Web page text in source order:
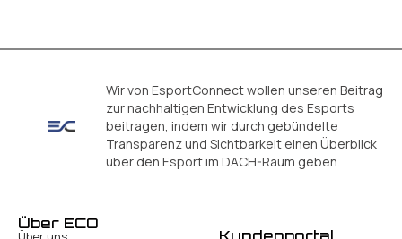
Wir von EsportConnect wollen unseren Beitrag
zur nachhaltigen Entwicklung des Esports
beitragen, indem wir durch gebündelte
Transparenz und Sichtbarkeit einen Überblick
über den Esport im DACH-Raum geben.
Über ECO